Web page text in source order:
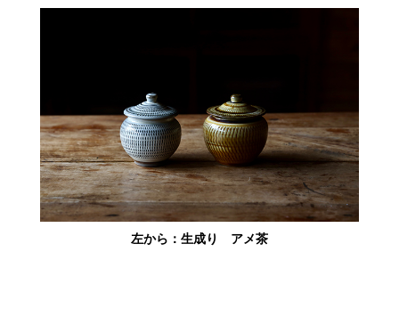
左から：生成り アメ茶